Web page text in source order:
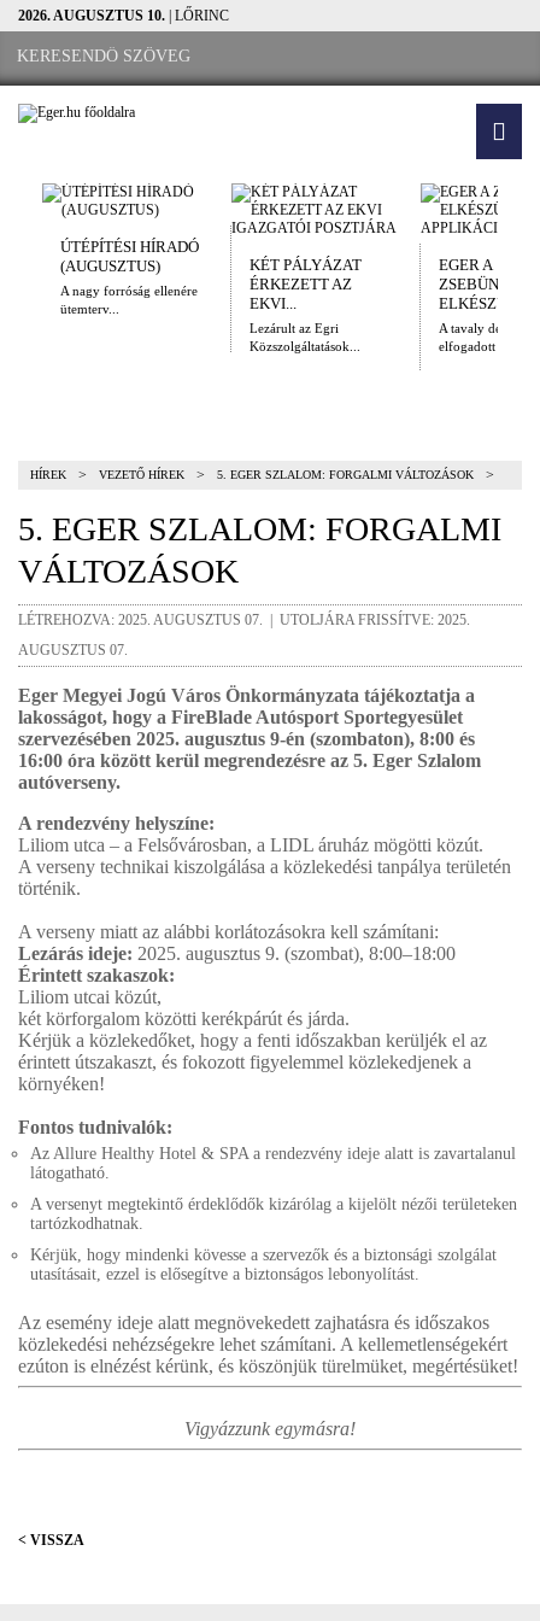
2026. AUGUSZTUS 10. | LŐRINC
ÚTÉPÍTÉSI HÍRADÓ
(AUGUSZTUS)
A nagy forróság ellenére
ütemterv...
KÉT PÁLYÁZAT
ÉRKEZETT AZ
EKVI...
Lezárult az Egri
Közszolgáltatások...
EGER A
ELKÉSZÜLT
A tavaly
elfogadott
HÍREK > VEZETŐ HÍREK > 5. EGER SZLALOM: FORGALMI VÁLTOZÁSOK >
5. EGER SZLALOM: FORGALMI
VÁLTOZÁSOK
LÉTREHOZVA: 2025. AUGUSZTUS 07. | UTOLJÁRA FRISSÍTVE: 2025.
AUGUSZTUS 07.
Eger Megyei Jogú Város Önkormányzata tájékoztatja a
lakosságot, hogy a FireBlade Autósport Sportegyesület
szervezésében 2025. augusztus 9-én (szombaton), 8:00 és
16:00 óra között kerül megrendezésre az 5. Eger Szlalom
autóverseny.
A rendezvény helyszíne:
Liliom utca – a Felsővárosban, a LIDL áruház mögötti közút.
A verseny technikai kiszolgálása a közlekedési tanpálya területén
történik.
A verseny miatt az alábbi korlátozásokra kell számítani:
Lezárás ideje: 2025. augusztus 9. (szombat), 8:00–18:00
Érintett szakaszok:
Liliom utcai közút,
két körforgalom közötti kerékpárút és járda.
Kérjük a közlekedőket, hogy a fenti időszakban kerüljék el az
érintett útszakaszt, és fokozott figyelemmel közlekedjenek a
környéken!
Fontos tudnivalók:
Az Allure Healthy Hotel & SPA a rendezvény ideje alatt is zavartalanul
látogatható.
A versenyt megtekintő érdeklődők kizárólag a kijelölt nézői területeken
tartózkodhatnak.
Kérjük, hogy mindenki kövesse a szervezők és a biztonsági szolgálat
utasításait, ezzel is elősegítve a biztonságos lebonyolítást.
Az esemény ideje alatt megnövekedett zajhatásra és időszakos
közlekedési nehézségekre lehet számítani. A kellemetlenségekért
ezúton is elnézést kérünk, és köszönjük türelmüket, megértésüket!
Vigyázzunk egymásra!
< VISSZA